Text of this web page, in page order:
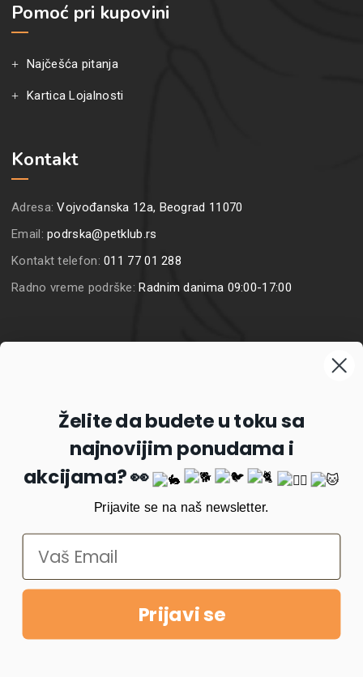
Pomoć pri kupovini
Najčešća pitanja
Kartica Lojalnosti
Kontakt
Adresa:Vojvođanska 12a, Beograd 11070
Email:podrska@petklub.rs
Kontakt telefon:011 77 01 288
Radno vreme podrške:Radnim danima 09:00-17:00
Prijavi se
Želite da budete u toku sa
najnovijim ponudama i
akcijama? 👀
Prijavite se na naš newsletter.
Prijavi se